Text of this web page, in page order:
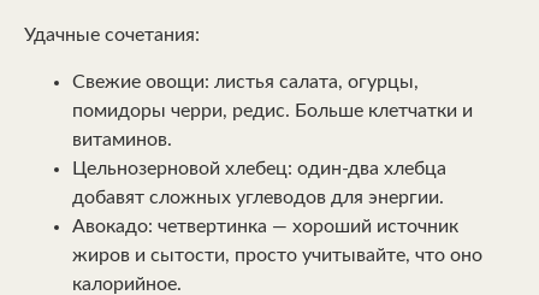
Удачные сочетания:
Свежие овощи: листья салата, огурцы,
помидоры черри, редис. Больше клетчатки и
витаминов.
Цельнозерновой хлебец: один-два хлебца
добавят сложных углеводов для энергии.
Авокадо: четвертинка — хороший источник
жиров и сытости, просто учитывайте, что оно
калорийное.